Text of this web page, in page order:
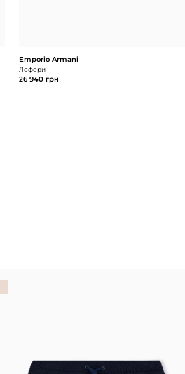
Emporio Armani
Лофери
26 940 грн